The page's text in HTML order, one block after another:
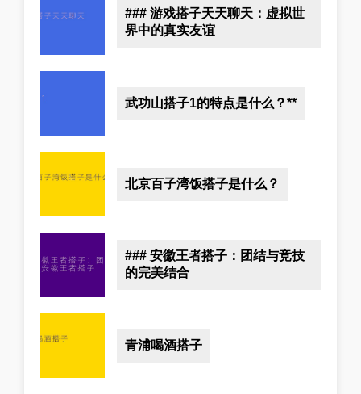
### 游戏搭子天天聊天：虚拟世
界中的真实友谊
武功山搭子1的特点是什么？**
北京百子湾饭搭子是什么？
### 安徽王者搭子：团结与竞技
的完美结合
青浦喝酒搭子